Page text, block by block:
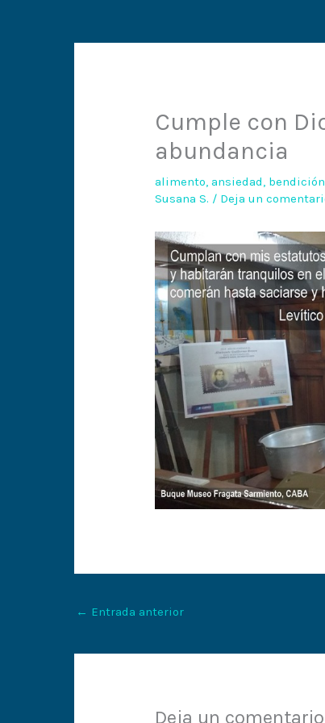
Cumple con
abundancia
alimento,ansiedad, bendición
Susana S. / Deja un
← Entrada anterior
Deja un comentario